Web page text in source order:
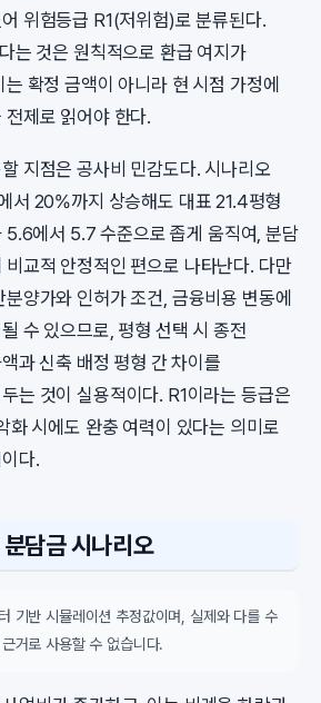
위험등급 R1(저위험)로 분류된다.
는 것은 원칙적으로 환급 여지가
확정 금액이 아니라 현 시점 가정에
제로 읽어야 한다.
지점은 공사비 민감도다. 시나리오
서 20%까지 상승해도 대표 21.4평형
5.6에서 5.7 수준으로 좁게 움직여, 분담
교적 안정적인 편으로 나타난다. 다만
분양가와 인허가 조건, 금융비용 변동에
수 있으므로, 평형 선택 시 종전
과 신축 배정 평형 간 차이를
는 것이 실용적이다. R1이라는 등급은
화 시에도 완충 여력이 있다는 의미로
다.
담금 시나리오
기반 시뮬레이션 추정값이며, 실제와 다를 수
거로 사용할 수 없습니다.